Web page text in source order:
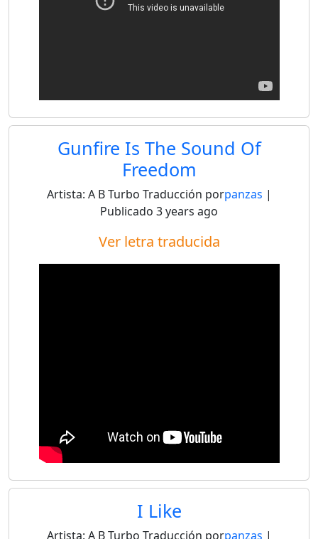
Gunfire Is The Sound Of
Freedom
Artista: A B Turbo Traducción porpanzas |
Publicado 3 years ago
Ver letra traducida
I Like
Artista: A B Turbo Traducción porpanzas |